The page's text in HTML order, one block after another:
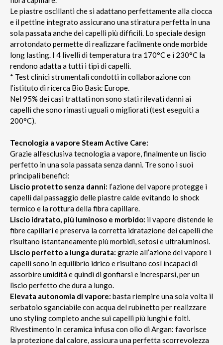
Le piastre oscillanti che si adattano perfettamente alla ciocca
e il pettine integrato assicurano una stiratura perfetta in una
sola passata anche dei capelli più difficili. Lo speciale design
arrotondato permette di realizzare facilmente onde morbide
long lasting. I 4 livelli di temperatura tra 170°C e i 230°C la
rendono adatta a tutti i tipi di capelli.
* Test clinici strumentali condotti in collaborazione con
l’istituto di ricerca Bio Basic Europe.
Nel 95% dei casi trattati non sono stati rilevati danni ai
capelli che sono rimasti uguali o migliorati (test eseguiti a
200°C).
Tecnologia a vapore Steam Active Care:
Grazie all’esclusiva tecnologia a vapore, finalmente un liscio
perfetto in una sola passata senza danni. Tre sono i suoi
principali benefici:
Liscio protetto senza danni: l’azione del vapore protegge i
capelli dal passaggio delle piastre calde evitando lo shock
termico e la rottura della fibra capillare.
Liscio idratato, più luminoso e morbido: il vapore distende le
fibre capillari e preserva la corretta idratazione dei capelli che
risultano istantaneamente più morbidi, setosi e ultraluminosi.
Liscio perfetto a lunga durata: grazie all’azione del vapore i
capelli sono in equilibrio idrico e risultano così incapaci di
assorbire umidità e quindi di gonfiarsi e incresparsi, per un
liscio perfetto che dura a lungo.
Elevata autonomia di vapore: basta riempire una sola volta il
serbatoio sganciabile con acqua del rubinetto per realizzare
uno styling completo anche sui capelli più lunghi e folti.
Rivestimento in ceramica infusa con olio di Argan: favorisce
la protezione dal calore, assicura una perfetta scorrevolezza